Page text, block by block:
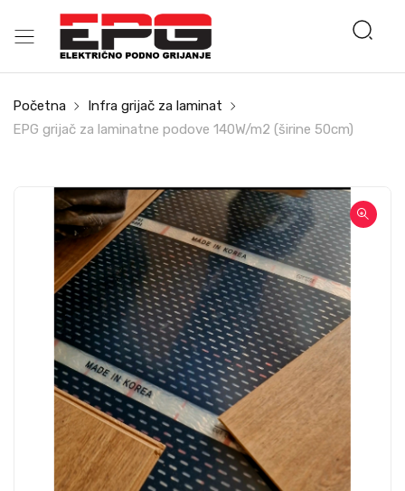
Početna
Infra grijač za laminat
EPG grijač za laminatne podove 140W/m2 (širine 50cm)